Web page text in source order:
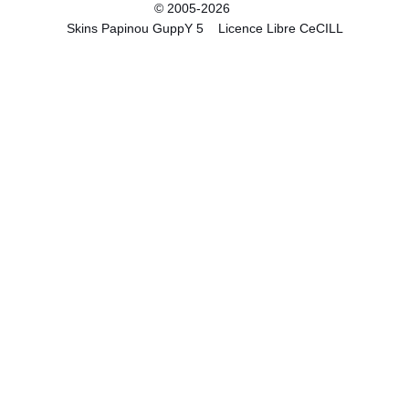
© 2005-2026
Skins Papinou GuppY 5
Licence Libre CeCILL